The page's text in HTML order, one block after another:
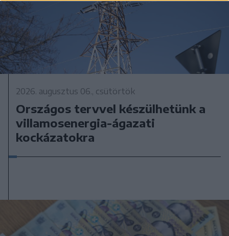
2026. augusztus 06., csütörtök
Országos tervvel készülhetünk a
villamosenergia-ágazati
kockázatokra